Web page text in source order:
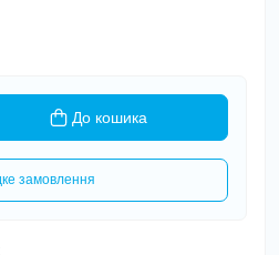
До кошика
замовлення